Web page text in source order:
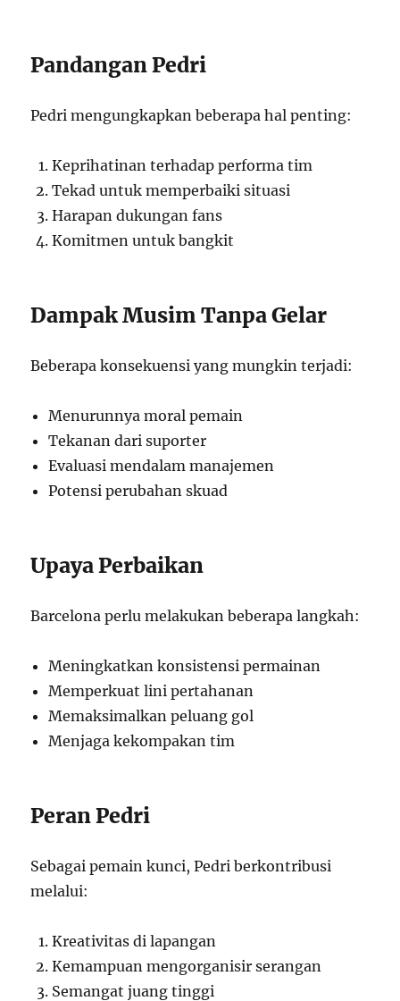
Pandangan Pedri
Pedri mengungkapkan beberapa hal penting:
Keprihatinan terhadap performa tim
Tekad untuk memperbaiki situasi
Harapan dukungan fans
Komitmen untuk bangkit
Dampak Musim Tanpa Gelar
Beberapa konsekuensi yang mungkin terjadi:
Menurunnya moral pemain
Tekanan dari suporter
Evaluasi mendalam manajemen
Potensi perubahan skuad
Upaya Perbaikan
Barcelona perlu melakukan beberapa langkah:
Meningkatkan konsistensi permainan
Memperkuat lini pertahanan
Memaksimalkan peluang gol
Menjaga kekompakan tim
Peran Pedri
Sebagai pemain kunci, Pedri berkontribusi
melalui:
Kreativitas di lapangan
Kemampuan mengorganisir serangan
Semangat juang tinggi